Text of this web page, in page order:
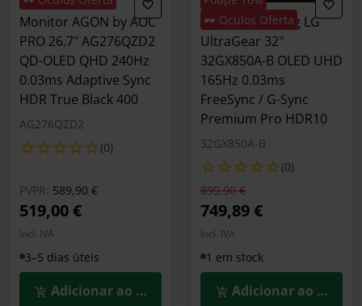
Monitor AGON by AOC
PRO 26.7" AG276QZD2
QD-OLED QHD 240Hz
0.03ms Adaptive Sync
HDR True Black 400
AG276QZD2
(0)
PVPR: Preço reduzido de
589,90 €para
519,00 €
Incl. IVA
3–5 dias úteis
Adicionar ao Carrinho
🕶️ Óculos Oferta
Monitor Gaming LG
UltraGear 32"
32GX850A-B OLED UHD
165Hz 0.03ms
FreeSync / G-Sync
Premium Pro HDR10
32GX850A-B
(0)
Preço reduzido de
899,90 €para
749,89 €
Incl. IVA
1 em stock
Adicionar ao